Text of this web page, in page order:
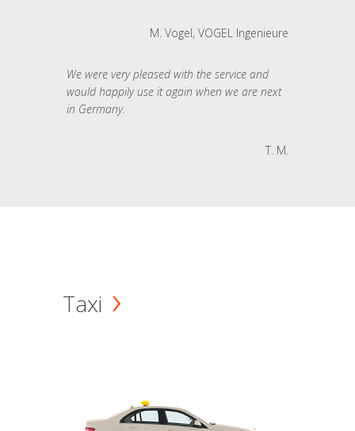
M. Vogel, VOGEL Ingenieure
We were very pleased with the service and
would happily use it again when we are next
in Germany.
T. M.
Taxi